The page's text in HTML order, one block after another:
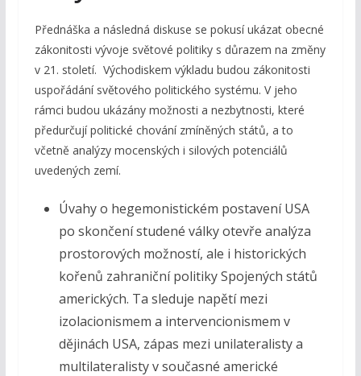
Přednáška a následná diskuse se pokusí ukázat obecné
zákonitosti vývoje světové politiky s důrazem na změny
v 21. století. Východiskem výkladu budou zákonitosti
uspořádání světového politického systému. V jeho
rámci budou ukázány možnosti a nezbytnosti, které
předurčují politické chování zmíněných států, a to
včetně analýzy mocenských i silových potenciálů
uvedených zemí.
Úvahy o hegemonistickém postavení USA
po skončení studené války otevře analýza
prostorových možností, ale i historických
kořenů zahraniční politiky Spojených států
amerických. Ta sleduje napětí mezi
izolacionismem a intervencionismem v
dějinách USA, zápas mezi unilateralisty a
multilateralisty v současné americké